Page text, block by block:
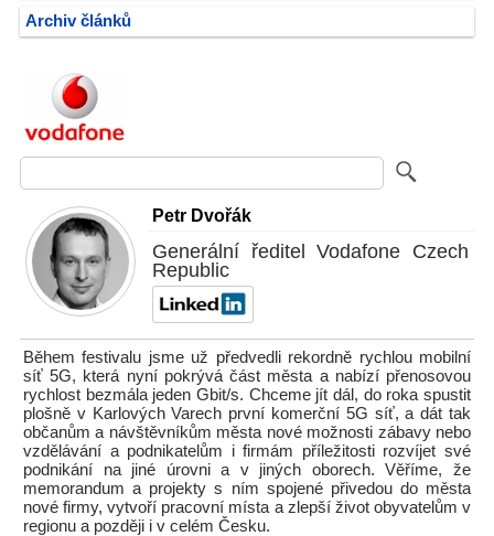
Archiv článků
Petr Dvořák
Generální ředitel Vodafone Czech
Republic
Během festivalu jsme už předvedli rekordně rychlou mobilní
síť 5G, která nyní pokrývá část města a nabízí přenosovou
rychlost bezmála jeden Gbit/s. Chceme jít dál, do roka spustit
plošně v Karlových Varech první komerční 5G síť, a dát tak
občanům a návštěvníkům města nové možnosti zábavy nebo
vzdělávání a podnikatelům i firmám příležitosti rozvíjet své
podnikání na jiné úrovni a v jiných oborech. Věříme, že
memorandum a projekty s ním spojené přivedou do města
nové firmy, vytvoří pracovní místa a zlepší život obyvatelům v
regionu a později i v celém Česku.